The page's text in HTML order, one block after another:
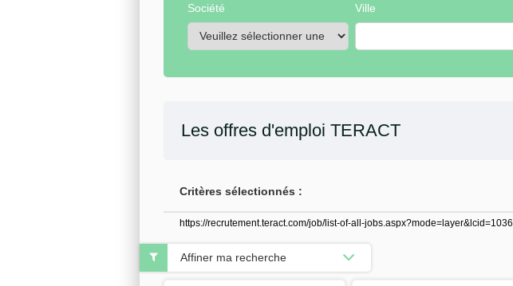
Société Ville
Les offres d'emploi TERACT
Critères sélectionnés :
https://recrutement.teract.com/job/list-of-all-jobs.aspx?mode=layer&lcid=1036
Affiner ma recherche